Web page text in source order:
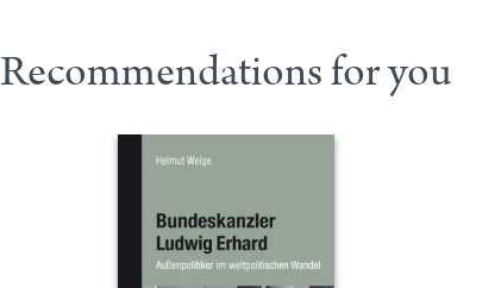
Recommendations for you